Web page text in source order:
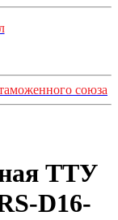
союза
ТТУ
D16-